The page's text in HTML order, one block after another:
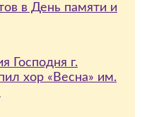
в День памяти и
Господня г.
хор «Весна» им.